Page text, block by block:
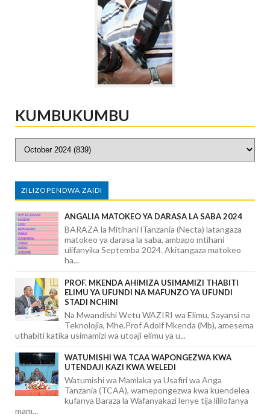
KUMBUKUMBU
ZILIZOPENDWA ZAIDI
ANGALIA MATOKEO YA DARASA LA SABA 2024
BARAZA la Mitihani lTanzania (Necta) latangaza
matokeo ya darasa la saba, ambapo mtihani
ulifanyika Septemba 2024. Akitangaza matokeo
ha...
PROF. MKENDA AHIMIZA USIMAMIZI THABITI
ELIMU YA UFUNDI NA MAFUNZO YA UFUNDI
STADI NCHINI
Na Mwandishi Wetu WAZIRI wa Elimu, Sayansi na
Teknolojia, Mhe.Prof Adolf Mkenda (Mb), amesema
uthabiti katika usimamizi wa utoaji elimu ya u...
WATUMISHI WA TCAA WAPONGEZWA KWA
UTENDAJI KAZI KWA WELEDI
Watumishi wa Mamlaka ya Usafiri wa Anga
Tanzania (TCAA), wamepongezwa kwa kuendelea
kufanya Baraza la Wafanyakazi lenye tija lililofanya
mam...